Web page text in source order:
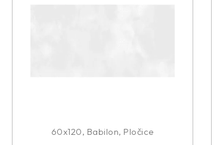
60x120, Babilon, Pločice